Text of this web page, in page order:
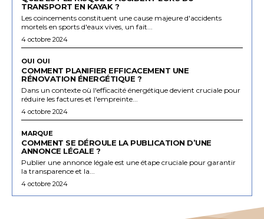
TRANSPORT EN KAYAK ?
Les coincements constituent une cause majeure d'accidents
mortels en sports d'eaux vives, un fait...
4 octobre 2024
OUI OUI
COMMENT PLANIFIER EFFICACEMENT UNE
RÉNOVATION ÉNERGÉTIQUE ?
Dans un contexte où l'efficacité énergétique devient cruciale pour
réduire les factures et l'empreinte...
4 octobre 2024
MARQUE
COMMENT SE DÉROULE LA PUBLICATION D’UNE
ANNONCE LÉGALE ?
Publier une annonce légale est une étape cruciale pour garantir
la transparence et la...
4 octobre 2024